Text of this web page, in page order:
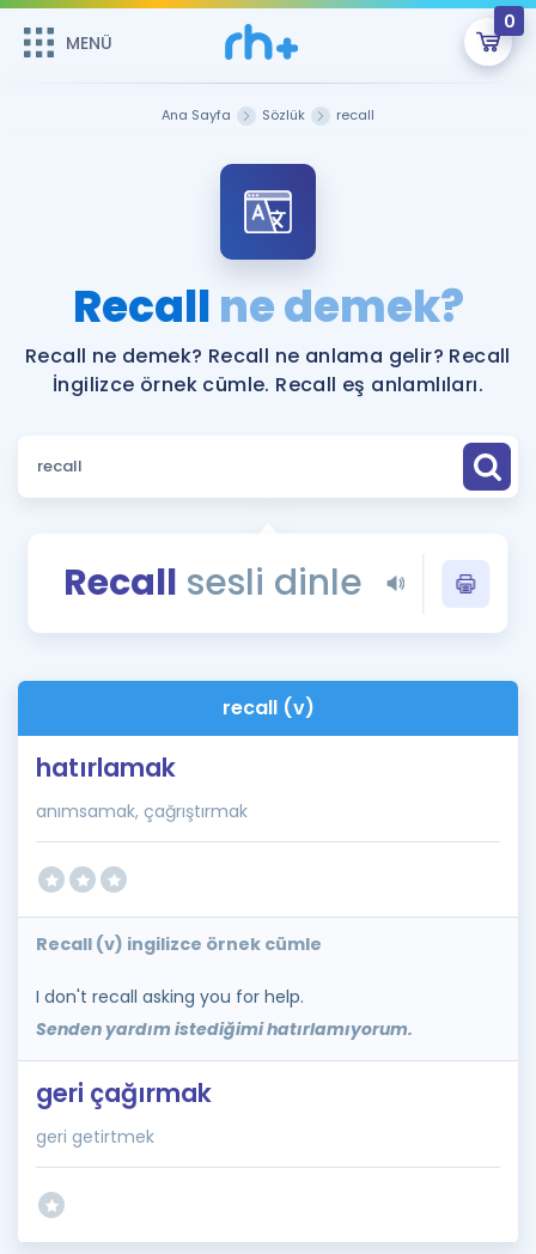
MENÜ
0
ÜYE DEĞİLİM
Sepetin Şu An Boş.
Remzi Hoca ile seni sınava hazırlayacak onlarca eğitim seni
bekliyor!
MENÜ
Faydalı Araçlar
Sözlük
Blog
İngilizce Gramer
Ana Sayfa Sözlük recall
Recallne demek?
Recall ne demek? Recall ne anlama gelir? Recall
İngilizce örnek cümle. Recall eş anlamlıları.
Recall sesli dinle
recall (v)
hatırlamak
anımsamak, çağrıştırmak
Recall (v) ingilizce örnek cümle
I don't recall asking you for help.
Senden yardım istediğimi hatırlamıyorum.
geri çağırmak
geri getirtmek